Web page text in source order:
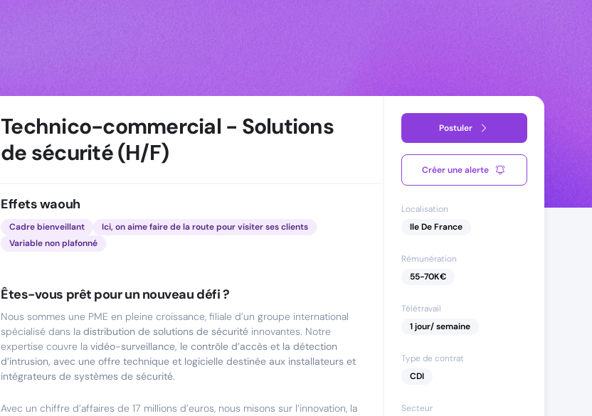
Technico-commercial - Solutions
de sécurité (H/F)
Effets waouh
Cadre bienveillant
Ici, on aime faire de la route pour visiter ses clients
Variable non plafonné
Êtes-vous prêt pour un nouveau défi ?
Nous sommes une PME en pleine croissance, filiale d’un groupe international
spécialisé dans la distribution de solutions de sécurité innovantes. Notre
expertise couvre la vidéo-surveillance, le contrôle d’accès et la détection
d’intrusion, avec une offre technique et logicielle destinée aux installateurs et
intégrateurs de systèmes de sécurité.
Avec un chiffre d’affaires de 17 millions d’euros, nous misons sur l’innovation, la
Postuler
Créer une alerte
Localisation
Ile De France
Rémunération
55-70K€
Télétravail
1 jour/ semaine
Type de contrat
CDI
Secteur